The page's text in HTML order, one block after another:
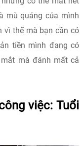
mù quáng của mình
vì thế mà bạn cần có
tiền mình đang có
mà đánh mất cả
việc: Tuổi